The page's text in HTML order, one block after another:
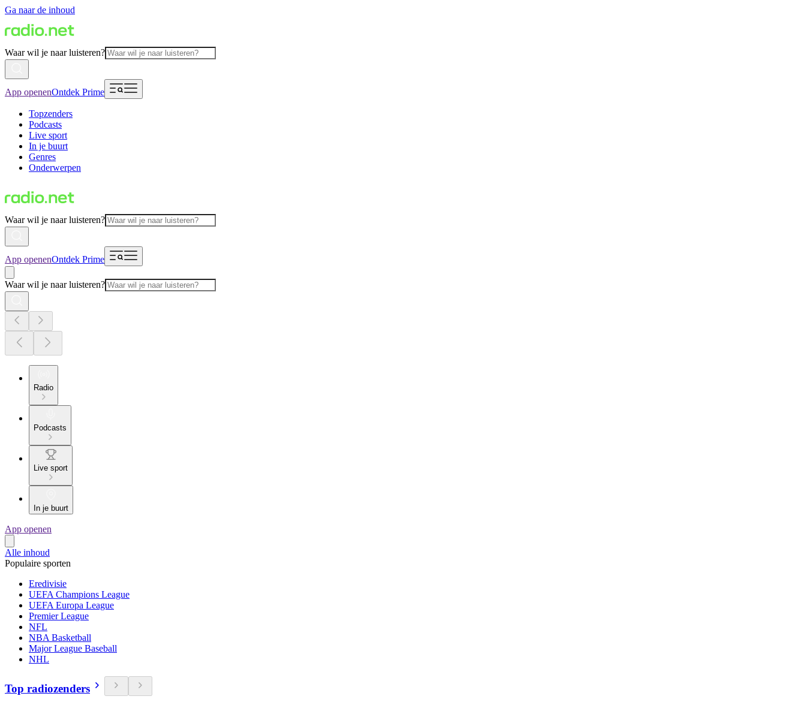
Ga naar de inhoud
Waar wil je naar luisteren?
App openenOntdek Prime
Topzenders
Podcasts
Live sport
In je buurt
Genres
Onderwerpen
Waar wil je naar luisteren?
App openenOntdek Prime
Waar wil je naar luisteren?
Radio
Podcasts
Live sport
In je buurt
App openen
Alle inhoud
Populaire sporten
Eredivisie
UEFA Champions League
UEFA Europa League
Premier League
NFL
NBA Basketball
Major League Baseball
NHL
Top radiozenders